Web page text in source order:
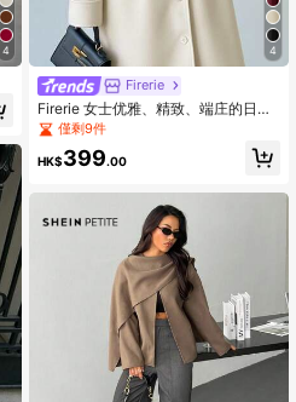
4 4
Firerie
Firerie 女士优雅、精致、端庄的日常
通勤街头时尚新款百搭宽围巾披肩领
纽扣腰身A字长款棕色外套，秋冬款
僅剩9件
HK$399.00